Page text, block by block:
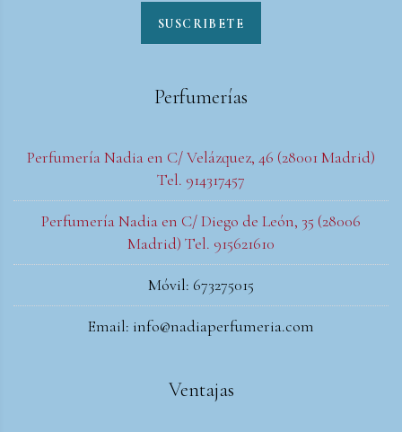
SUSCRIBETE
Perfumerías
Perfumería Nadia en C/ Velázquez, 46 (28001 Madrid)
Tel. 914317457
Perfumería Nadia en C/ Diego de León, 35 (28006
Madrid) Tel. 915621610
Móvil: 673275015
Email: info@nadiaperfumeria.com
Ventajas